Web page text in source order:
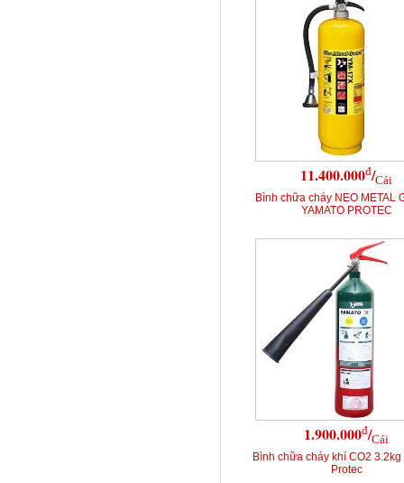
11.400.000đ/Cái
Bình chữa cháy NEO METAL
YAMATO PROTEC
1.900.000đ/Cái
Bình chữa cháy khí CO2 3.2kg
Protec